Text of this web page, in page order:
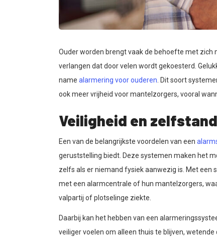
Ouder worden brengt vaak de behoefte met zich
verlangen dat door velen wordt gekoesterd.
name alarmering voor ouderen . Dit soort
ook meer vrijheid voor mantelzorgers, vooral
Veiligheid en
Een van de belangrijkste voordelen van een
geruststelling biedt. Deze systemen maken het
zelfs als er niemand fysiek aanwezig is. Met een
met een alarmcentrale of hun mantelzorgers,
valpartij of plotselinge ziekte.
Daarbij kan het hebben van een
veiliger voelen om alleen thuis te blijven,